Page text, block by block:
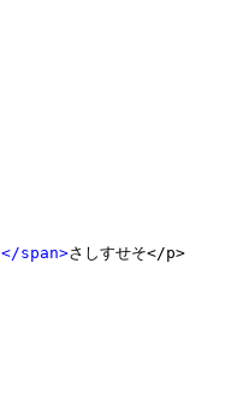
</span>さしすせそ</p>